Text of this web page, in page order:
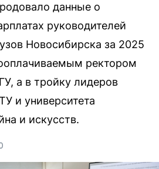
данные о
руководителей
Новосибирска за 2025
ректором
а в тройку лидеров
и университета
и искусств.